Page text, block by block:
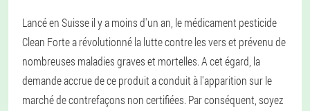
Lancé en Suisse il y a moins d'un an, le médicament pesticide
Clean Forte a révolutionné la lutte contre les vers et prévenu de
nombreuses maladies graves et mortelles. A cet égard, la
demande accrue de ce produit a conduit à l'apparition sur le
marché de contrefaçons non certifiées. Par conséquent, soyez